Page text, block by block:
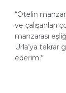
“Otelin
ve çalışanları
manzarası
Urla’ya tekrar
ederim.”